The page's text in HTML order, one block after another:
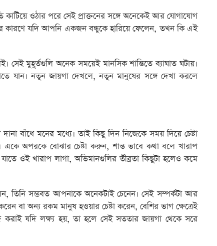
ওঠার পরে সেই প্রাক্তনের সঙ্গে অনেকেই আর যোগাযোগ
কারণে যদি আপনি একজন বন্ধুকে হারিয়ে ফেলেন, তখন কি এই
মুহূর্তগুলি অনেক সময়েই মানসিক শান্তিতে ব্যাঘাত ঘটায়।
যান। নতুন জায়গা দেখলে, নতুন মানুষের সঙ্গে দেখা করলে
বাঁধে মনের মধ্যে। তাই কিছু দিন নিজেকে সময় দিয়ে চেষ্টা
অপরকে বোঝার চেষ্টা করুন, শান্ত ভাবে কথা বলে খারাপ
ওই খারাপ লাগা, অভিমানগুলির তীব্রতা কিছুটা হলেও কমে
তিনি সম্ভবত আপনাকে অনেকটাই চেনেন। সেই সম্পর্কটা আর
বা অন্য রকম মানুষ হওয়ার চেষ্টা করেন, বেশির ভাগ ক্ষেত্রেই
যদি লক্ষ্য হয়, তা হলে সেই সততার জায়গা থেকে সরে